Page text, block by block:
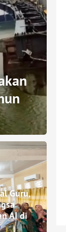
Guru,
AI di